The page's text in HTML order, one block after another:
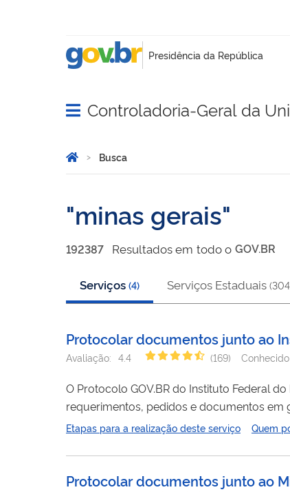
Abrir menu principal de navegação
Controladoria-Geral da
Você está aqui:
Página Inicial
Busca
minas gerais
192387 Resultadosem todo o GOV.BR
Serviços (4) Serviços Estaduais (304
Protocolar documentos junto ao
Avaliação: 4.4 (169)
O Protocolo GOV.BR do Instituto Federal
requerimentos, pedidos e documentos em
Protocolo ou o envio de correspondência postal. Para procedimento de matrícula, verificar os editais
procedimento de renovação de matrícula,
manifestações da...
Etapas para a realização deste serviço Quem
Protocolar documentos junto ao